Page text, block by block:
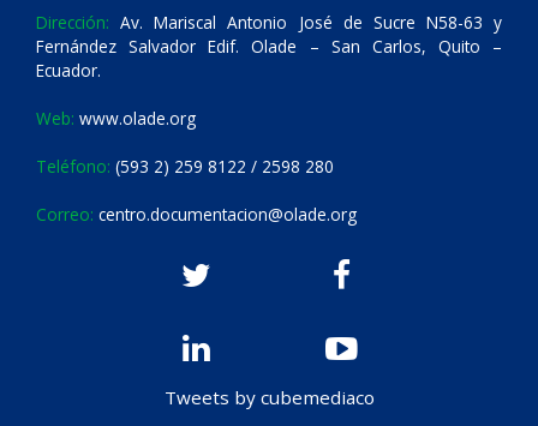
Dirección: Av. Mariscal Antonio José de Sucre N58-63 y
Fernández Salvador Edif. Olade – San Carlos, Quito –
Ecuador.
Web: www.olade.org
Teléfono: (593 2) 259 8122 / 2598 280
Correo: centro.documentacion@olade.org
Tweets by cubemediaco